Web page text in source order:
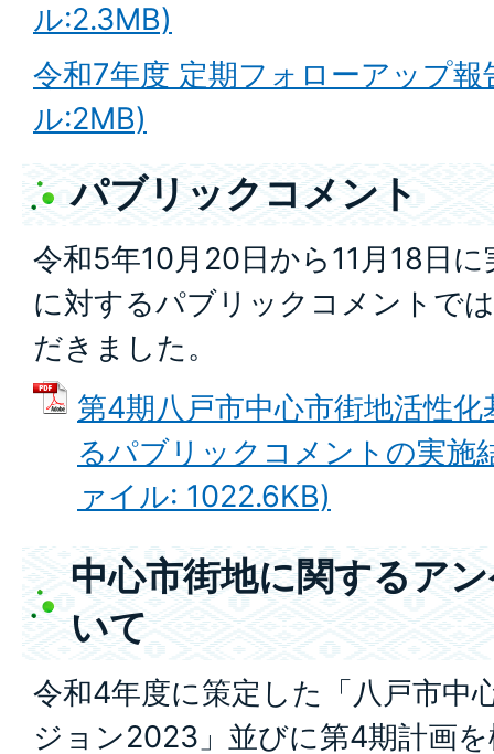
ル:2.3MB)
令和7年度 定期フォローアップ
ル:2MB)
パブリックコメント
令和5年10月20日から11月18日
に対するパブリックコメントで
だきました。
第4期八戸市中心市街地活性
るパブリックコメントの実施
ァイル: 1022.6KB)
中心市街地に関するア
いて
令和4年度に策定した「八戸市中
ジョン2023」並びに第4期計画